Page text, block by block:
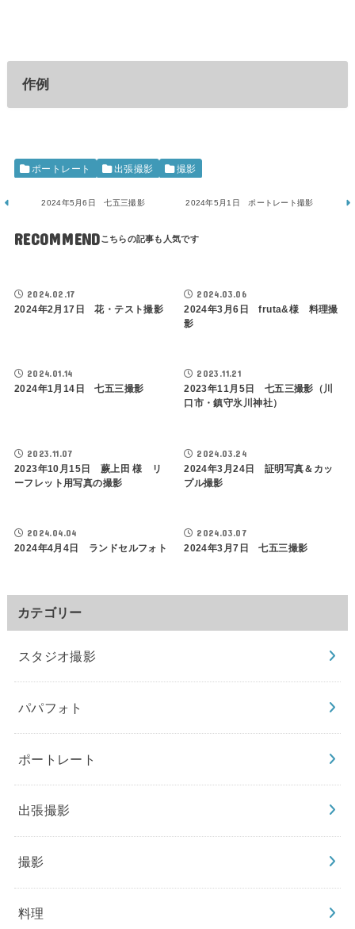
作例
ポートレート 出張撮影 撮影
2024年5月6日 七五三撮影 2024年5月1日 ポートレート撮影
RECOMMEND
2024.02.17
2024年2月17日 花・テスト撮影
2024.03.06
2024年3月6日 fruta&様 料理撮
影
2024.01.14
2024年1月14日 七五三撮影
2023.11.21
2023年11月5日 七五三撮影（川
口市・鎮守氷川神社）
2023.11.07
2023年10月15日 蕨上田 様 リ
ーフレット用写真の撮影
2024.03.24
2024年3月24日 証明写真＆カッ
プル撮影
2024.04.04
2024年4月4日 ランドセルフォト
2024.03.07
2024年3月7日 七五三撮影
カテゴリー
スタジオ撮影
パパフォト
ポートレート
出張撮影
撮影
料理